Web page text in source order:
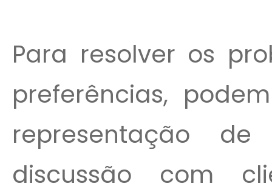
Para resolver os
preferências,
representação
discussão com